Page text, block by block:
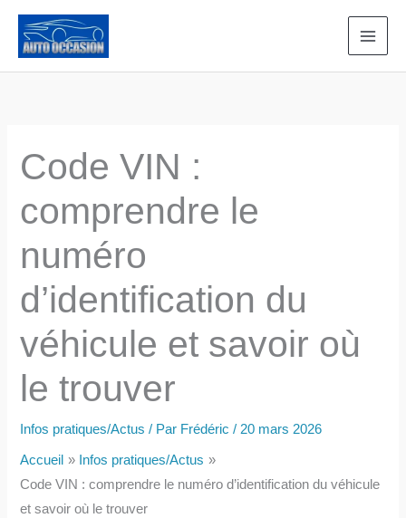
contenu
Code VIN :
comprendre le
numéro
d’identification du
véhicule et savoir où
le trouver
Infos pratiques/Actus / Par Frédéric/20 mars 2026
Accueil
Infos pratiques/Actus
Code VIN : comprendre le numéro d’identification du véhicule
et savoir où le trouver